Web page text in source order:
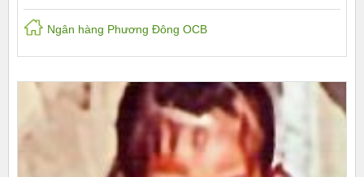
Ngân hàng Phương Đông OCB